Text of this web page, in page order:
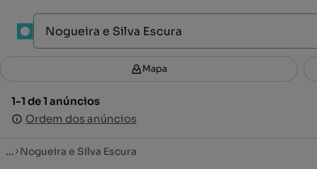
Filtros 3
1-1 de 1 anúncios
Ordem dos anúncios
Mapa
1-1 de 1 anúncios
Ordem dos anúncios
... Nogueira e Silva Escura